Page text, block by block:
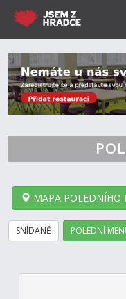
MAPA POLEDNÍHO
SNÍDANĚ POLEDNÍ